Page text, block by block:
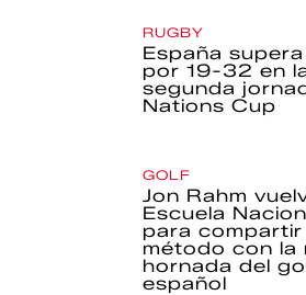
RUGBY
España
por 19-32 en
segunda
Nations Cup
GOLF
Jon Rahm
Escuela
para compartir
método con la
hornada del
español